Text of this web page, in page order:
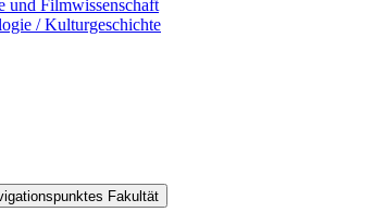
und Filmwissenschaft
/ Kulturgeschichte
Fakultät